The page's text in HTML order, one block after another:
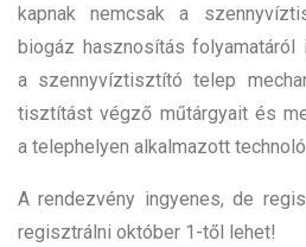
kapnak nemcsak a
biogáz hasznosítás folyamatáról
a szennyvíztisztító telep
tisztítást végző műtárgyait és
a telephelyen alkalmazott
A rendezvény ingyenes, de
regisztrálni október 1-től lehet!